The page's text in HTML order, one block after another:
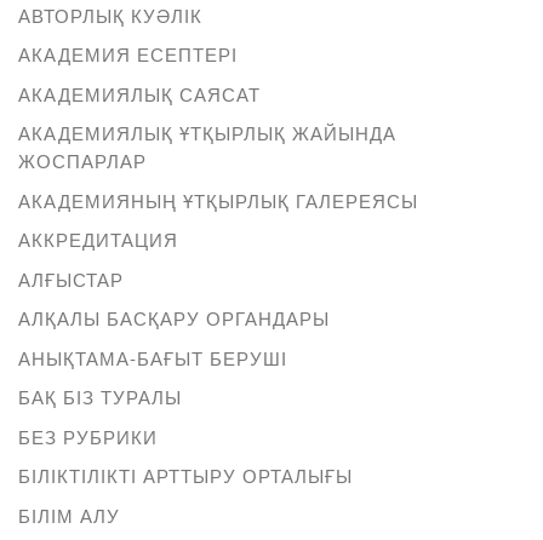
АВТОРЛЫҚ КУӘЛІК
АКАДЕМИЯ ЕСЕПТЕРІ
АКАДЕМИЯЛЫҚ САЯСАТ
АКАДЕМИЯЛЫҚ ҰТҚЫРЛЫҚ ЖАЙЫНДА
ЖОСПАРЛАР
АКАДЕМИЯНЫҢ ҰТҚЫРЛЫҚ ГАЛЕРЕЯСЫ
АККРЕДИТАЦИЯ
АЛҒЫСТАР
АЛҚАЛЫ БАСҚАРУ ОРГАНДАРЫ
АНЫҚТАМА-БАҒЫТ БЕРУШІ
БАҚ БІЗ ТУРАЛЫ
БЕЗ РУБРИКИ
БІЛІКТІЛІКТІ АРТТЫРУ ОРТАЛЫҒЫ
БІЛІМ АЛУ